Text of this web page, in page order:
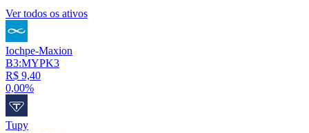
Ver todos os ativos
Iochpe-Maxion
B3:MYPK3
R$ 9,40
0,00%
Tupy